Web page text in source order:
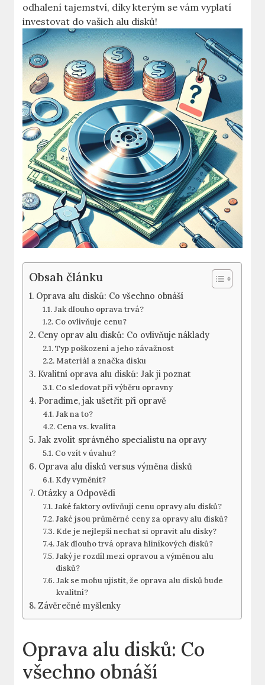
odhalení⁢ tajemství, díky kterým se vám vyplatí
investovat do ​vašich alu disků!
Obsah článku
Oprava alu disků: Co všechno obnáší
Jak dlouho oprava trvá?
Co ovlivňuje cenu?
Ceny oprav alu disků: Co ovlivňuje náklady
Typ poškození a jeho ⁣závažnost
Materiál a značka disku
Kvalitní oprava alu disků: Jak ji poznat
Co sledovat při výběru ‍opravny
Poradíme, ​jak ‍ušetřit při opravě
Jak na⁣ to?
Cena vs. ‍kvalita
Jak zvolit správného specialistu na opravy
Co vzít v úvahu?
Oprava alu disků versus výměna disků
Kdy⁤ vyměnit?
Otázky a Odpovědi
Jaké ⁣faktory ovlivňují cenu opravy alu disků?
Jaké jsou průměrné ceny za opravy alu disků?
Kde je nejlepší nechat si⁣ opravit ‍alu disky?
Jak dlouho‌ trvá oprava ‍hliníkových disků?
Jaký je rozdíl mezi opravou a výměnou alu
disků?
Jak se mohu ujistit, že oprava alu disků bude
kvalitní?
Závěrečné myšlenky
Oprava alu disků: Co
všechno obnáší